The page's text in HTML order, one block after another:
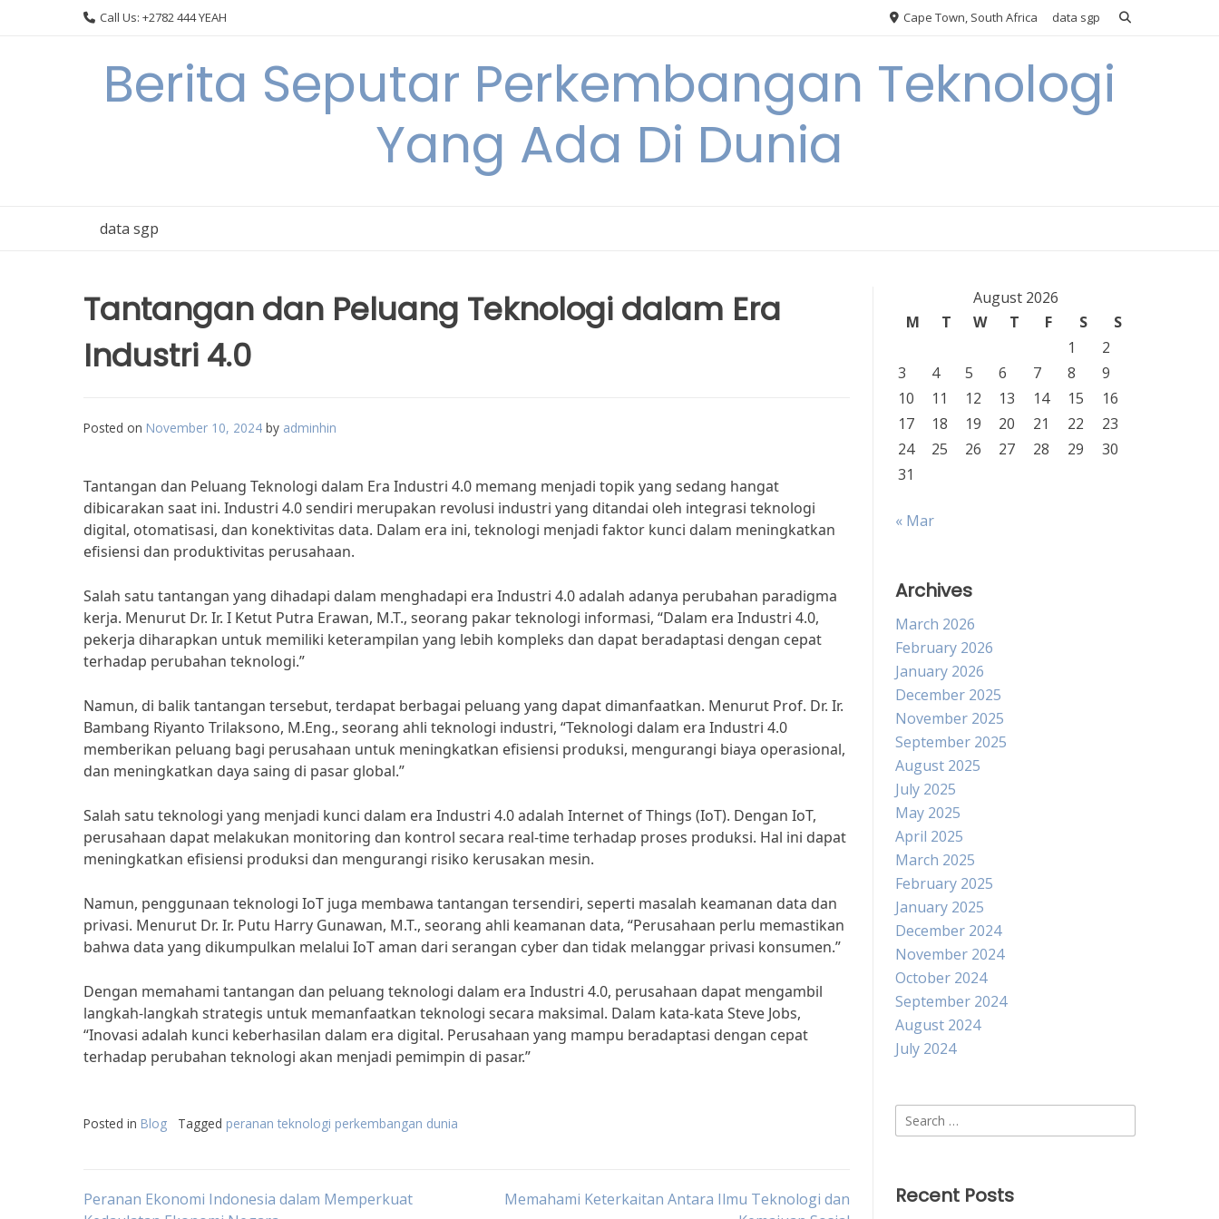
Call Us: +2782 444 YEAH Cape Town, South Africa data sgp
Berita Seputar Perkembangan Teknologi
Yang Ada Di Dunia
data sgp
Tantangan dan Peluang Teknologi dalam Era
Industri 4.0
Posted on November 10, 2024 by adminhin
Tantangan dan Peluang Teknologi dalam Era Industri 4.0 memang menjadi topik yang sedang hangat
dibicarakan saat ini. Industri 4.0 sendiri merupakan revolusi industri yang ditandai oleh integrasi teknologi
digital, otomatisasi, dan konektivitas data. Dalam era ini, teknologi menjadi faktor kunci dalam meningkatkan
efisiensi dan produktivitas perusahaan.
Salah satu tantangan yang dihadapi dalam menghadapi era Industri 4.0 adalah adanya perubahan paradigma
kerja. Menurut Dr. Ir. I Ketut Putra Erawan, M.T., seorang pakar teknologi informasi, “Dalam era Industri 4.0,
pekerja diharapkan untuk memiliki keterampilan yang lebih kompleks dan dapat beradaptasi dengan cepat
terhadap perubahan teknologi.”
Namun, di balik tantangan tersebut, terdapat berbagai peluang yang dapat dimanfaatkan. Menurut Prof. Dr. Ir.
Bambang Riyanto Trilaksono, M.Eng., seorang ahli teknologi industri, “Teknologi dalam era Industri 4.0
memberikan peluang bagi perusahaan untuk meningkatkan efisiensi produksi, mengurangi biaya operasional,
dan meningkatkan daya saing di pasar global.”
Salah satu teknologi yang menjadi kunci dalam era Industri 4.0 adalah Internet of Things (IoT). Dengan IoT,
perusahaan dapat melakukan monitoring dan kontrol secara real-time terhadap proses produksi. Hal ini dapat
meningkatkan efisiensi produksi dan mengurangi risiko kerusakan mesin.
Namun, penggunaan teknologi IoT juga membawa tantangan tersendiri, seperti masalah keamanan data dan
privasi. Menurut Dr. Ir. Putu Harry Gunawan, M.T., seorang ahli keamanan data, “Perusahaan perlu memastikan
bahwa data yang dikumpulkan melalui IoT aman dari serangan cyber dan tidak melanggar privasi konsumen.”
Dengan memahami tantangan dan peluang teknologi dalam era Industri 4.0, perusahaan dapat mengambil
langkah-langkah strategis untuk memanfaatkan teknologi secara maksimal. Dalam kata-kata Steve Jobs,
“Inovasi adalah kunci keberhasilan dalam era digital. Perusahaan yang mampu beradaptasi dengan cepat
terhadap perubahan teknologi akan menjadi pemimpin di pasar.”
Posted in Blog Tagged peranan teknologi perkembangan dunia
Post
Peranan Ekonomi Indonesia dalam Memperkuat
Memahami Keterkaitan Antara Ilmu Teknologi dan
August 2026
M
T W T F S
S
1
2
3
4 5 6 7 8
9
10
11 12 13 14 15
16
17
18 19 20 21 22
23
24
25 26 27 28 29
30
31
« Mar
Archives
March 2026
February 2026
January 2026
December 2025
November 2025
September 2025
August 2025
July 2025
May 2025
April 2025
March 2025
February 2025
January 2025
December 2024
November 2024
October 2024
September 2024
August 2024
July 2024
Search
for:
Recent Posts